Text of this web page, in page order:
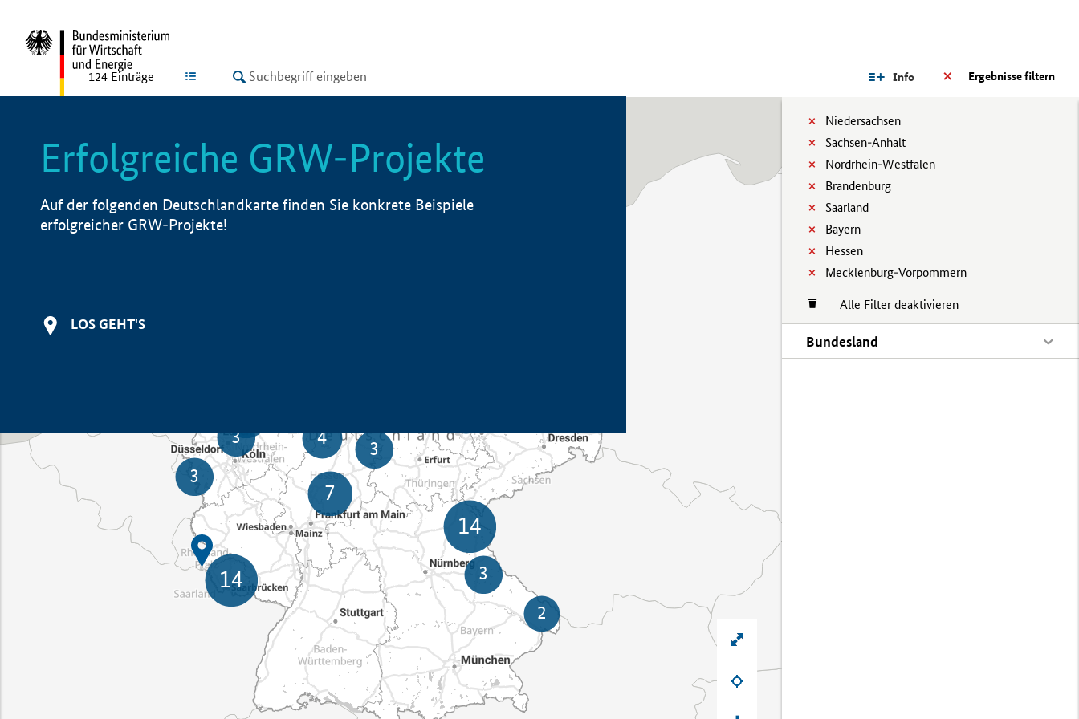
LISTE Ergebnisse filtern
Info
Niedersachsen
Sachsen-Anhalt
Nordrhein-Westfalen
Brandenburg
Saarland
Bayern
Hessen
Mecklenburg-Vorpommern
Alle Filter deaktivieren
Bundesland
124 Einträge
Erfolgreiche GRW-Projekte
Auf der folgenden Deutschlandkarte finden Sie konkrete Beispiele
erfolgreicher GRW-Projekte!
LOS GEHT'S